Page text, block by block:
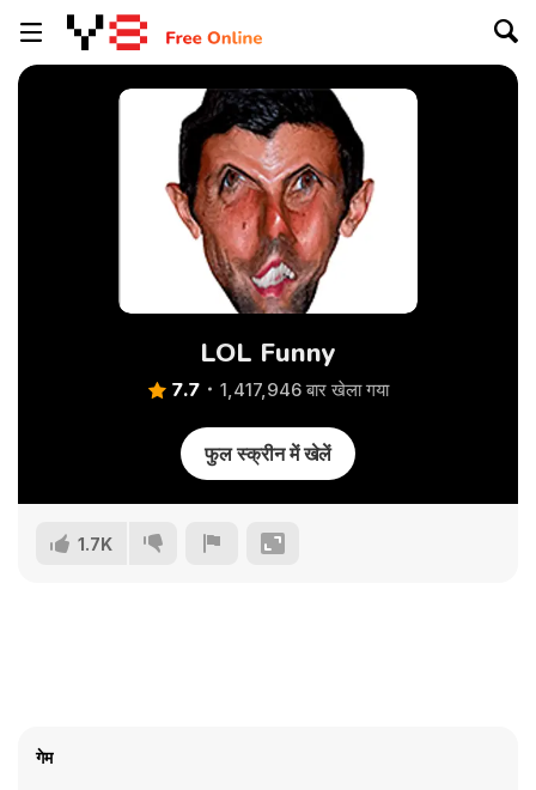
LOL Funny
7.7 1,417,946 बार खेला गया
फुल स्क्रीन में खेलें
1.7K
गेम